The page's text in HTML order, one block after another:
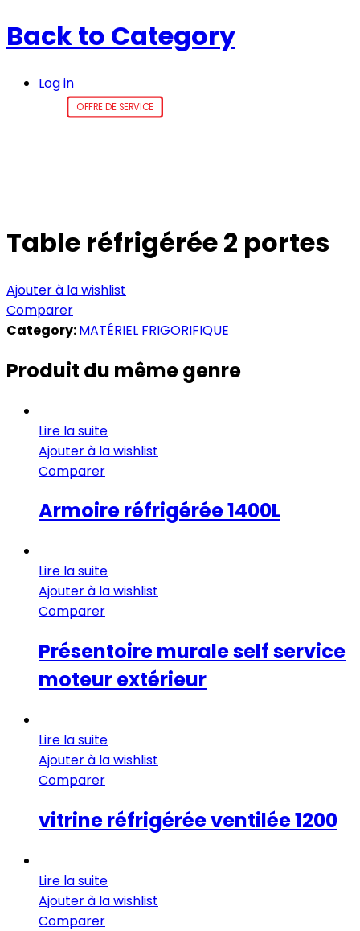
Back to Category
Log in
OFFRE DE SERVICE
Table réfrigérée 2 portes
Ajouter à la wishlist
Comparer
Category:MATÉRIEL FRIGORIFIQUE
Produit du même genre
Lire la suite
Ajouter à la wishlist
Comparer
Armoire réfrigérée 1400L
Lire la suite
Ajouter à la wishlist
Comparer
Présentoire murale self service
moteur extérieur
Lire la suite
Ajouter à la wishlist
Comparer
vitrine réfrigérée ventilée 1200
Lire la suite
Ajouter à la wishlist
Comparer